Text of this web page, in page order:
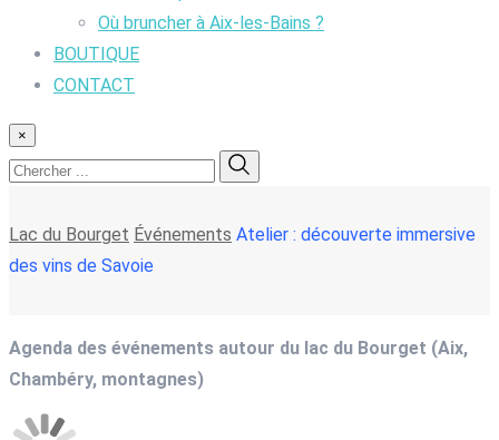
Où bruncher à Aix-les-Bains ?
BOUTIQUE
CONTACT
×
Lac du Bourget Événements Atelier : découverte immersive
des vins de Savoie
Agenda des événements autour du lac du Bourget (Aix,
Chambéry, montagnes)